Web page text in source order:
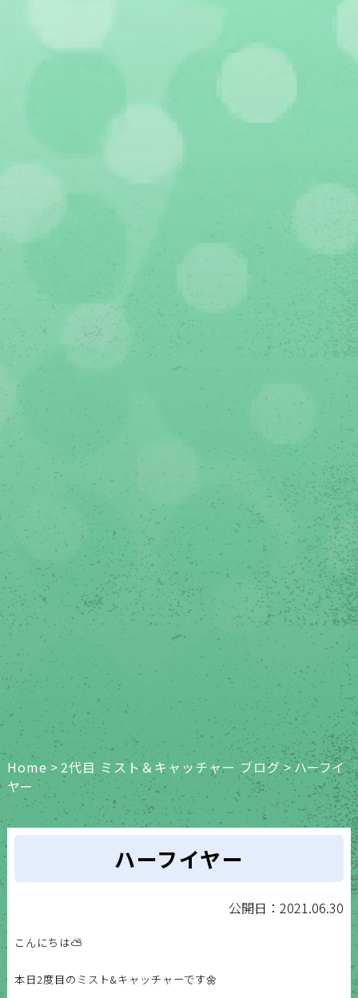
Home>2代目 ミスト＆キャッチャー ブログ >ハーフイ
ヤー
ハーフイヤー
公開日：2021.06.30
こんにちは⛅️
本日2度目のミスト&キャッチャーです🌼